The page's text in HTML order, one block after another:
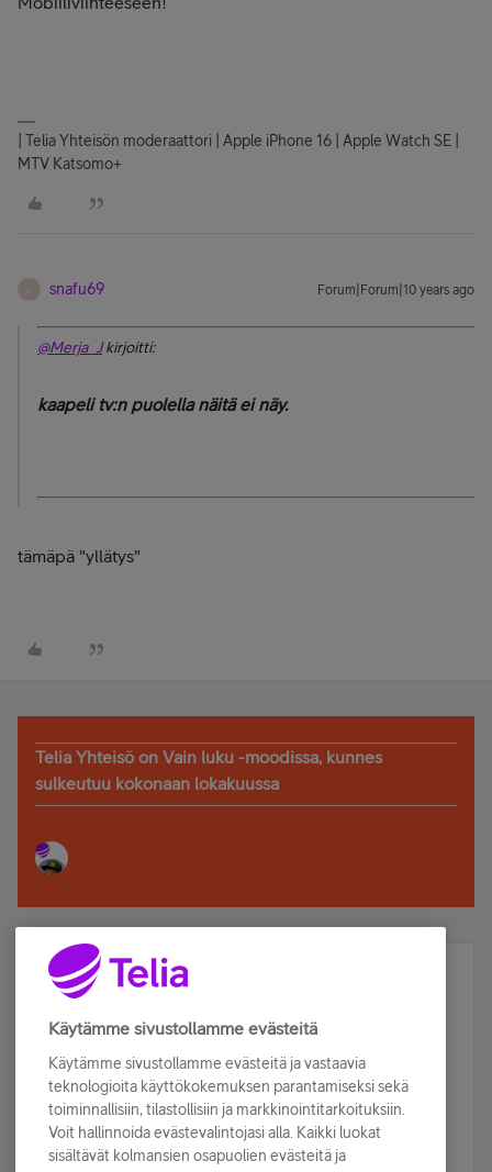
| Telia Yhteisön moderaattori | Apple iPhone 16 | Apple Watch SE |
MTV Katsomo+
snafu69 Forum|Forum|10 years ago
@Merja_Jkirjoitti:
kaapeli tv:n puolella näitä ei näy.
tämäpä "yllätys"
Telia Yhteisö on Vain luku -moodissa, kunnes
sulkeutuu kokonaan lokakuussa
Älä jää paitsi – osallistu ja voita!
Tilaa Telian uutiskirje ja olet mukana arvonnassa.
sähköpostiisi.
Tilaa nyt
Käytämme sivustollamme evästeitä
Käytämme sivustollamme evästeitä ja vastaavia
teknologioita käyttökokemuksen parantamiseksi sekä
toiminnallisiin, tilastollisiin ja markkinointitarkoituksiin.
Voit hallinnoida evästevalintojasi alla. Kaikki luokat
sisältävät kolmansien osapuolien evästeitä ja